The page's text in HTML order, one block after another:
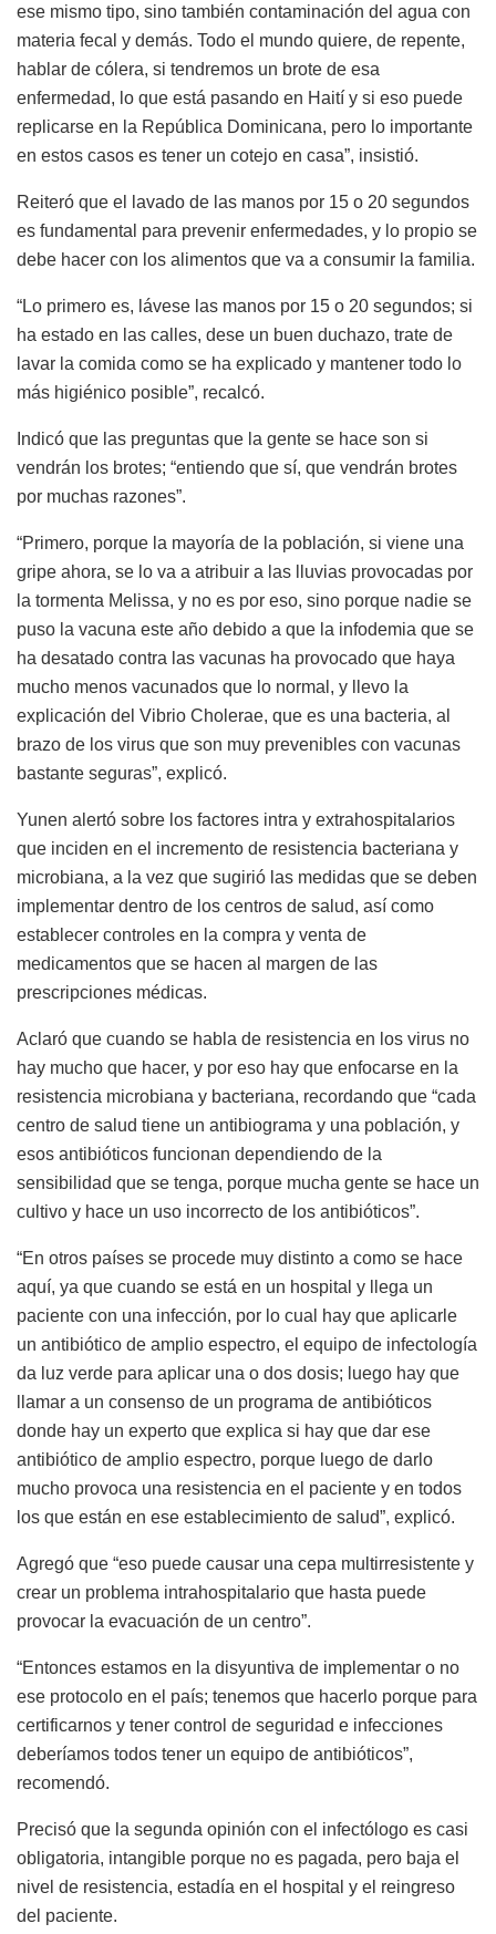
ese mismo tipo, sino también contaminación del agua con
materia fecal y demás. Todo el mundo quiere, de repente,
hablar de cólera, si tendremos un brote de esa
enfermedad, lo que está pasando en Haití y si eso puede
replicarse en la República Dominicana, pero lo importante
en estos casos es tener un cotejo en casa”, insistió.
Reiteró que el lavado de las manos por 15 o 20 segundos
es fundamental para prevenir enfermedades, y lo propio se
debe hacer con los alimentos que va a consumir la familia.
“Lo primero es, lávese las manos por 15 o 20 segundos; si
ha estado en las calles, dese un buen duchazo, trate de
lavar la comida como se ha explicado y mantener todo lo
más higiénico posible”, recalcó.
Indicó que las preguntas que la gente se hace son si
vendrán los brotes; “entiendo que sí, que vendrán brotes
por muchas razones”.
“Primero, porque la mayoría de la población, si viene una
gripe ahora, se lo va a atribuir a las lluvias provocadas por
la tormenta Melissa, y no es por eso, sino porque nadie se
puso la vacuna este año debido a que la infodemia que se
ha desatado contra las vacunas ha provocado que haya
mucho menos vacunados que lo normal, y llevo la
explicación del Vibrio Cholerae, que es una bacteria, al
brazo de los virus que son muy prevenibles con vacunas
bastante seguras”, explicó.
Yunen alertó sobre los factores intra y extrahospitalarios
que inciden en el incremento de resistencia bacteriana y
microbiana, a la vez que sugirió las medidas que se deben
implementar dentro de los centros de salud, así como
establecer controles en la compra y venta de
medicamentos que se hacen al margen de las
prescripciones médicas.
Aclaró que cuando se habla de resistencia en los virus no
hay mucho que hacer, y por eso hay que enfocarse en la
resistencia microbiana y bacteriana, recordando que “cada
centro de salud tiene un antibiograma y una población, y
esos antibióticos funcionan dependiendo de la
sensibilidad que se tenga, porque mucha gente se hace un
cultivo y hace un uso incorrecto de los antibióticos”.
“En otros países se procede muy distinto a como se hace
aquí, ya que cuando se está en un hospital y llega un
paciente con una infección, por lo cual hay que aplicarle
un antibiótico de amplio espectro, el equipo de infectología
da luz verde para aplicar una o dos dosis; luego hay que
llamar a un consenso de un programa de antibióticos
donde hay un experto que explica si hay que dar ese
antibiótico de amplio espectro, porque luego de darlo
mucho provoca una resistencia en el paciente y en todos
los que están en ese establecimiento de salud”, explicó.
Agregó que “eso puede causar una cepa multirresistente y
crear un problema intrahospitalario que hasta puede
provocar la evacuación de un centro”.
“Entonces estamos en la disyuntiva de implementar o no
ese protocolo en el país; tenemos que hacerlo porque para
certificarnos y tener control de seguridad e infecciones
deberíamos todos tener un equipo de antibióticos”,
recomendó.
Precisó que la segunda opinión con el infectólogo es casi
obligatoria, intangible porque no es pagada, pero baja el
nivel de resistencia, estadía en el hospital y el reingreso
del paciente.